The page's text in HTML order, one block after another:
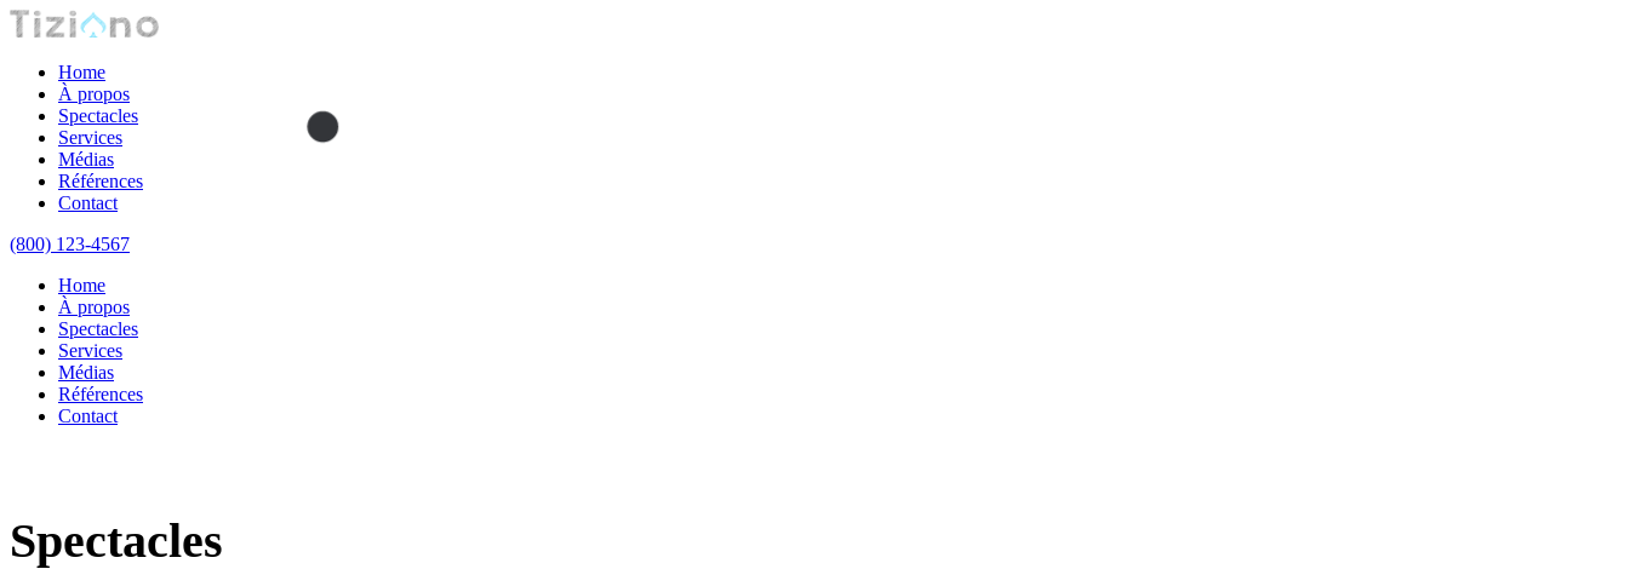
Home
À propos
Spectacles
Services
Médias
Références
Contact
(800) 123-4567
Home
À propos
Spectacles
Services
Médias
Références
Contact
Spectacles